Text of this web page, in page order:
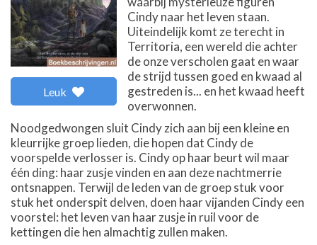
Leuk
Cindy naar het leven staan.
Uiteindelijk komt ze terecht in
Territoria, een wereld die achter
de onze verscholen gaat en waar
de strijd tussen goed en kwaad al
gestreden is... en het kwaad heeft
overwonnen.
Noodgedwongen sluit Cindy zich aan bij een kleine en
kleurrijke groep lieden, die hopen dat Cindy de
voorspelde verlosser is. Cindy op haar beurt wil maar
één ding: haar zusje vinden en aan deze nachtmerrie
ontsnappen. Terwijl de leden van de groep stuk voor
stuk het onderspit delven, doen haar vijanden Cindy een
voorstel: het leven van haar zusje in ruil voor de
kettingen die hen almachtig zullen maken.